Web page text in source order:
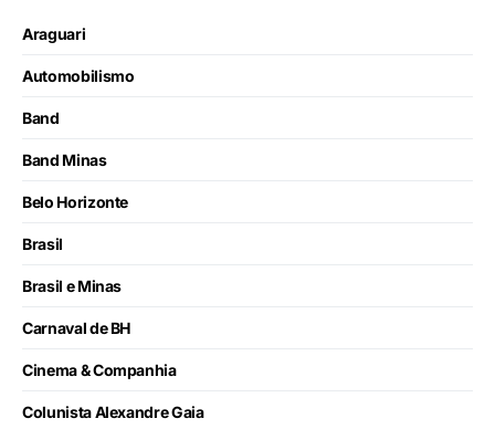
Araguari
Automobilismo
Band
Band Minas
Belo Horizonte
Brasil
Brasil e Minas
Carnaval de BH
Cinema & Companhia
Colunista Alexandre Gaia